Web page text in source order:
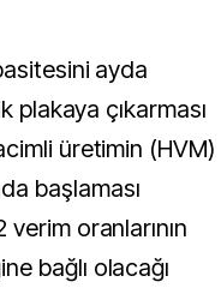
ayda
plakaya çıkarması
üretimin (HVM)
başlaması
oranlarının
bağlı olacağı